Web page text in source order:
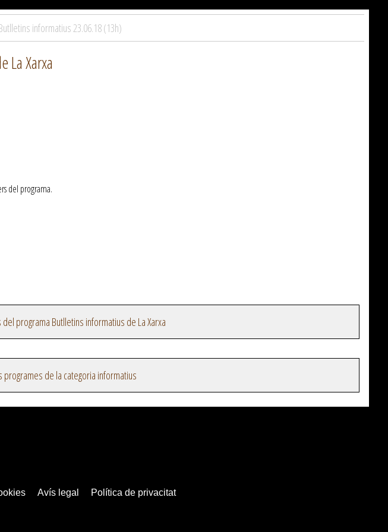
informatius 23.06.18 (13h)
La Xarxa
del programa.
programa Butlletins informatius de La Xarxa
programes de la categoria informatius
Avís legal Política de privacitat